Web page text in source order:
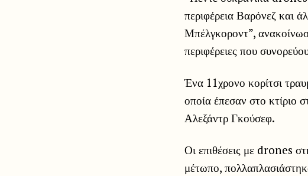
περιφέρεια Βαρόνεζ και
Μπέλγκοροντ”,
περιφέρειες που
Ένα 11χρονο κορίτσι
οποία έπεσαν στο κτίριο
Αλεξάντρ Γκούσεφ.
Οι επιθέσεις με drones
μέτωπο,